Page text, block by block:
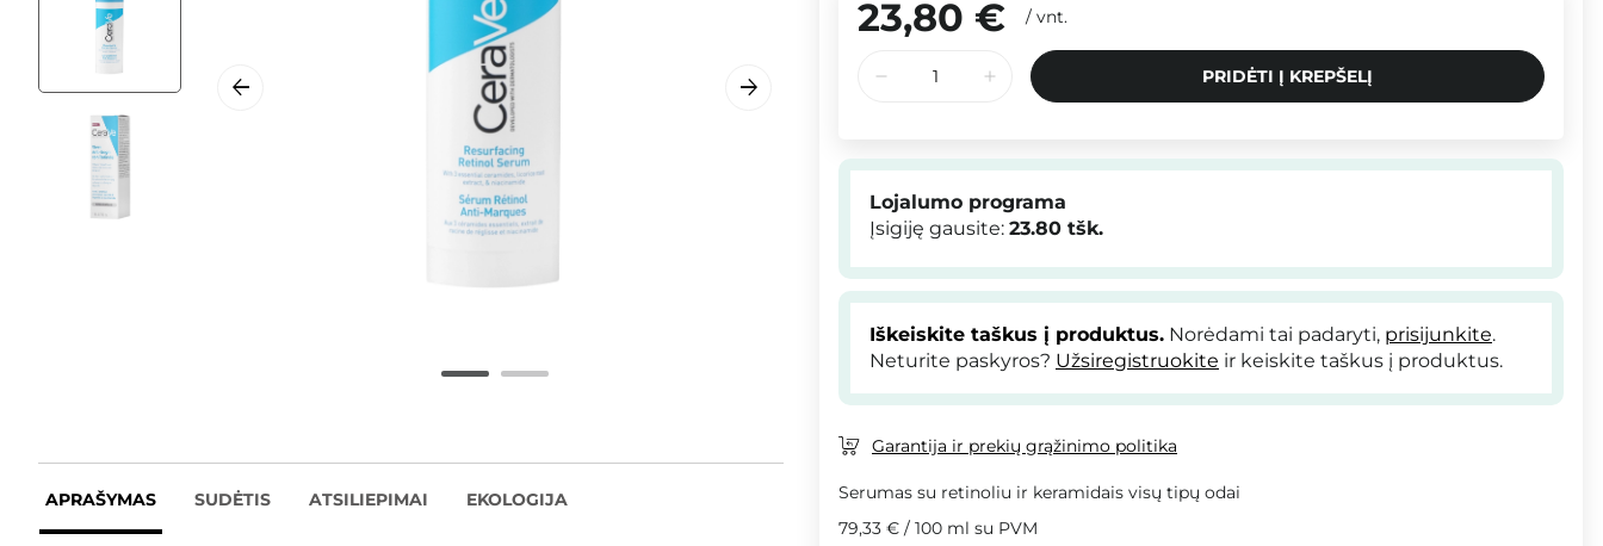
APRAŠYMAS SUDĖTIS ATSILIEPIMAI EKOLOGIJA
23,80 € / vnt.
PRIDĖTI Į KREPŠELĮ
Lojalumo programa
Įsigiję gausite: 23.80 tšk.
Iškeiskite taškus į produktus. Norėdami tai padaryti, prisijunkite.
Neturite paskyros? Užsiregistruokite ir keiskite taškus į produktus.
Garantija ir prekių grąžinimo politika
Serumas su retinoliu ir keramidais visų tipų odai
79,33 € / 100 ml su PVM